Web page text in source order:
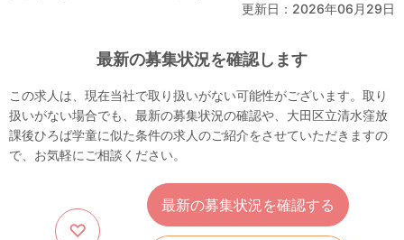
更新日：2026年06月29日
最新の募集状況を確認します
この求人は、現在当社で取り扱いがない可能性がございます。取り
扱いがない場合でも、最新の募集状況の確認や、大田区立清水窪放
課後ひろば学童に似た条件の求人のご紹介をさせていただきますの
で、お気軽にご相談ください。
最新の募集状況を確認する